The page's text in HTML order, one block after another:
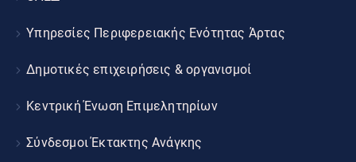
Υπηρεσίες Περιφερειακής Ενότητας Άρτας
Δημοτικές επιχειρήσεις & οργανισμοί
Κεντρική Ένωση Επιμελητηρίων
Σύνδεσμοι Έκτακτης Ανάγκης